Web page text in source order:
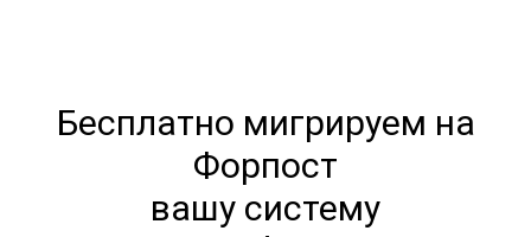
Бесплатно мигрируем на
Форпост
вашу систему